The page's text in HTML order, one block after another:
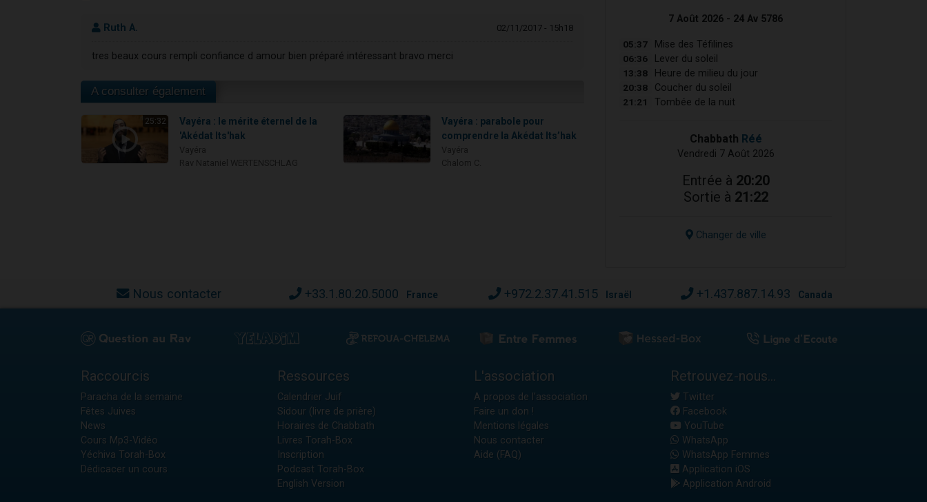
Ruth A. 02/11/2017 - 15h18
tres beaux cours rempli confiance d amour bien préparé intéressant bravo merci
A consulter également
25:32
Vayéra : le mérite éternel de la
'Akédat Its'hak
Vayéra : parabole pour
comprendre la Akédat Its’hak
7 Août 2026 - 24 Av 5786
05:37 Mise des Téfilines
06:36 Lever du soleil
13:38 Heure de milieu du jour
20:38 Coucher du soleil
21:21 Tombée de la nuit
Chabbath Réé
Vendredi 7 Août 2026
Entrée à 20:20
Sortie à 21:22
Changer de ville
Nous contacter +33.1.80.20.5000 France +972.2.37.41.515 Israël +1.437.887.14.93 Canada
Raccourcis
Paracha de la semaine
Fêtes Juives
News
Cours Mp3-Vidéo
Yéchiva Torah-Box
Dédicacer un cours
Ressources
Calendrier Juif
Sidour (livre de prière)
Horaires de Chabbath
Livres Torah-Box
Inscription
Podcast Torah-Box
English Version
L'association
A propos de l'association
Faire un don !
Mentions légales
Nous contacter
Aide (FAQ)
Retrouvez-nous...
Twitter
Facebook
YouTube
WhatsApp
WhatsApp Femmes
Application iOS
Application Android